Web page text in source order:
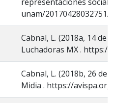
unam/20170428032751/
Cabnal, L. (2018a, 14 de
Luchadoras MX .
Cabnal, L. (2018b, 26
Midia . https://